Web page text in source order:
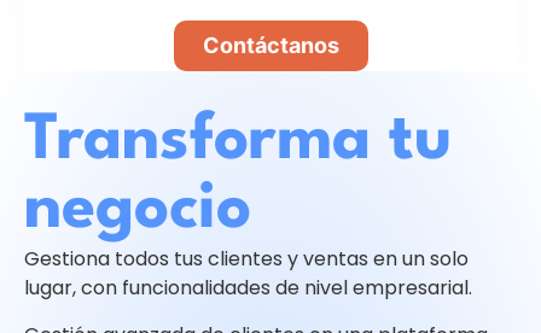
Contáctanos
Transforma tu
negocio
Gestiona todos tus clientes y ventas en un solo
lugar, con funcionalidades de nivel empresarial.